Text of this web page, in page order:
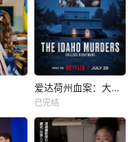
爱达荷州血案：大学梦魇
已完结